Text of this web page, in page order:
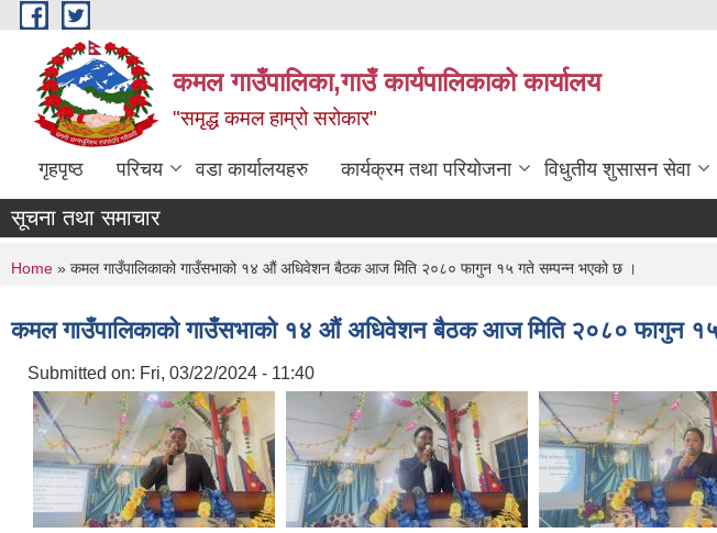
Skip to main content
कमल गाउँपालिका,गाउँ कार्यपालिकाको कार्यालय
"समृद्ध कमल हाम्रो सरोकार"
गृहपृष्ठ परिचय वडा कार्यालयहरु कार्यक्रम तथा परियोजना विधुतीय शुसासन सेवा
सूचना तथा समाचार
You are here
Home » कमल गाउँपालिकाको गाउँसभाको १४ औं अधिवेशन बैठक आज मिति २०८० फागुन १५ गते सम्पन्न भएको छ ।
कमल गाउँपालिकाको गाउँसभाको १४ औं अधिवेशन बैठक आज मिति २०८० फागुन
Submitted on: Fri, 03/22/2024 - 11:40